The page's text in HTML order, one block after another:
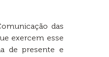
das
exercem esse
de presente e